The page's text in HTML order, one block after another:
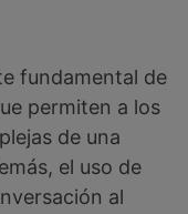
fundamental de
permiten a los
de una
el uso de
al